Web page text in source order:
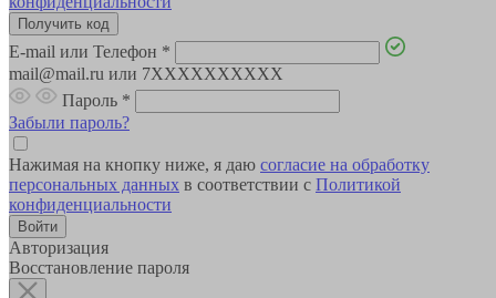
E-mail или Телефон *
mail@mail.ru или 7XXXXXXXXXX
Пароль *
Забыли пароль?
Нажимая на кнопку ниже, я даю согласие на обработку
персональных данных в соответствии с Политикой
конфиденциальности
Авторизация
Восстановление пароля